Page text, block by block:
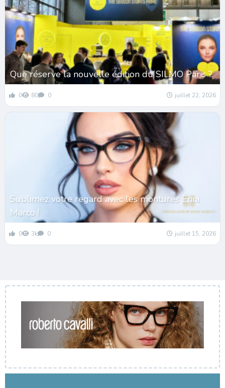
Que réserve la nouvelle édition du SILMO Paris ?
0 80 0 juillet 22, 2026
Sublimez votre regard avec les montures Enni
Marco !
0 3k 0 juillet 15, 2026